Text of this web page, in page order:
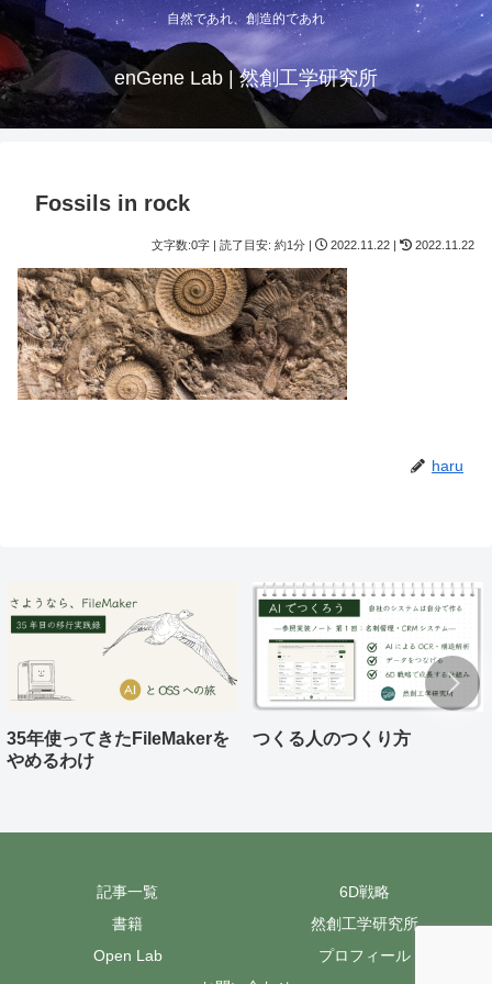
自然であれ、創造的であれ
enGene Lab | 然創工学研究所
Fossils in rock
文字数:0字 | 読了目安: 約1分 | 2022.11.22 | 2022.11.22
haru
35年使ってきたFileMakerを
やめるわけ
つくる人のつくり方
記事一覧
6D戦略
書籍
然創工学研究所
Open Lab
プロフィール